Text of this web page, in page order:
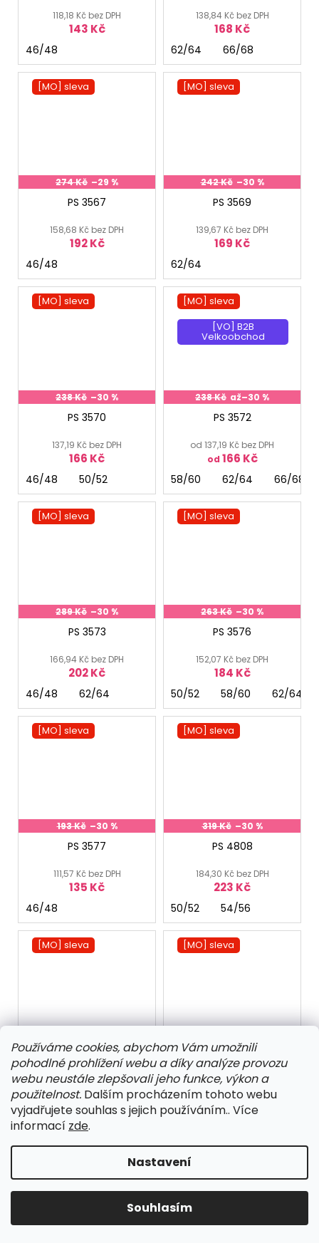
Používáme cookies, abychom Vám umožnili
pohodlné prohlížení webu a díky analýze provozu
webu neustále zlepšovali jeho funkce, výkon a
použitelnost. Dalším procházením tohoto webu
vyjadřujete souhlas s jejich používáním.. Více
informací zde.
Nastavení
Souhlasím
118,18 Kč bez DPH
143 Kč
46/48
138,84 Kč bez DPH
168 Kč
62/64 66/68
[MO] sleva
274 Kč –29 %
PS 3567
158,68 Kč bez DPH
192 Kč
46/48
[MO] sleva
242 Kč –30 %
PS 3569
139,67 Kč bez DPH
169 Kč
62/64
[MO] sleva
238 Kč –30 %
PS 3570
137,19 Kč bez DPH
166 Kč
46/48 50/52
[MO] sleva
[VO] B2B
Velkoobchod
238 Kč až–30 %
PS 3572
od 137,19 Kč bez DPH
od 166 Kč
58/60 62/64 66/68
[MO] sleva
289 Kč –30 %
PS 3573
166,94 Kč bez DPH
202 Kč
46/48 62/64
[MO] sleva
263 Kč –30 %
PS 3576
152,07 Kč bez DPH
184 Kč
50/52 58/60 62/64
[MO] sleva
193 Kč –30 %
PS 3577
111,57 Kč bez DPH
135 Kč
46/48
[MO] sleva
319 Kč –30 %
PS 4808
184,30 Kč bez DPH
223 Kč
50/52 54/56
[MO] sleva
–29 %
PS 5481
171,90 Kč bez DPH
208 Kč
58/60 62/64
[MO] sleva
–30 %
PS 5500
231,40 Kč bez DPH
280 Kč
[MO] sleva